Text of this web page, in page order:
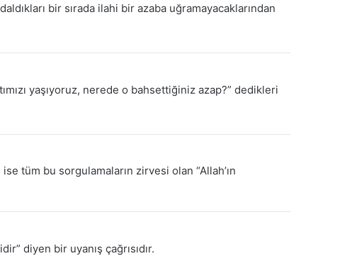
bir sırada ilahi bir azaba uğramayacaklarından
yaşıyoruz, nerede o bahsettiğiniz azap?” dedikleri
tüm bu sorgulamaların zirvesi olan “Allah’ın
diyen bir uyanış çağrısıdır.